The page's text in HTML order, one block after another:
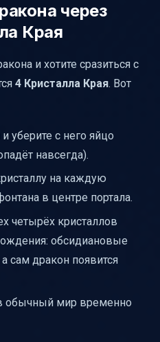
через
Края
и хотите сразиться с
4 Кристалла Края. Вот
уберите с него яйцо
навсегда).
на каждую
в центре портала.
четырёх кристаллов
обсидиановые
сам дракон появится
обычный мир временно